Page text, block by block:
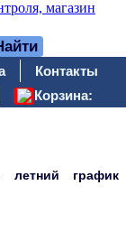
Контакты
Корзина:
летний график